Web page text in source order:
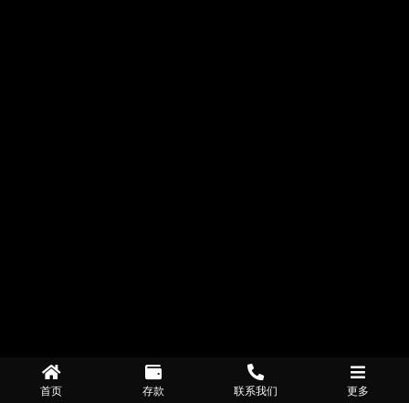
首页 存款 联系我们 更多